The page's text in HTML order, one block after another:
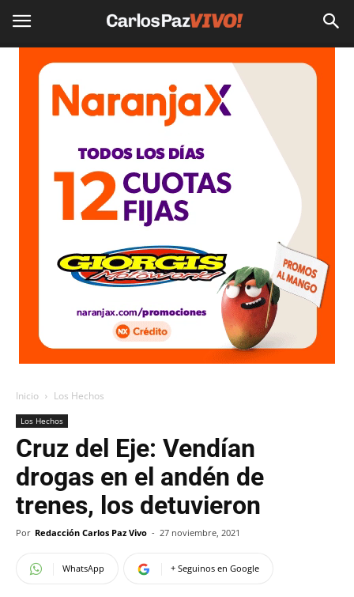
Inicio Los Hechos
Los Hechos
Cruz del Eje: Vendían
drogas en el andén de
trenes, los detuvieron
Por Redacción Carlos Paz Vivo - 27 noviembre, 2021
WhatsApp + Seguinos en Google